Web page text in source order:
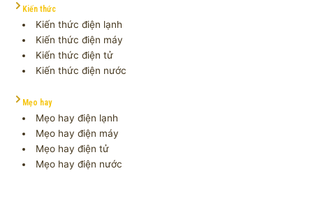
Kiến thức
Kiến thức điện lạnh
Kiến thức điện máy
Kiến thức điện tử
Kiến thức điện nước
Mẹo hay
Mẹo hay điện lạnh
Mẹo hay điện máy
Mẹo hay điện tử
Mẹo hay điện nước